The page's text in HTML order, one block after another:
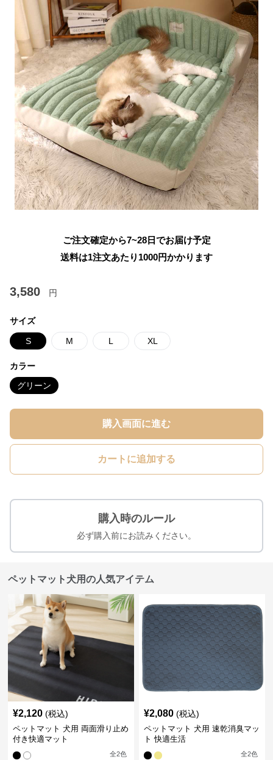
ご注文確定から7~28日でお届け予定
送料は1注文あたり 1000円かかります
3,580 円
サイズ
S M L XL
カラー
グリーン
購入画面に進む
カートに追加する
購入時のルール
必ず購入前にお読みください。
ペットマット犬用の人気アイテム
¥2,120 (税込)
ペットマット 犬用 両面滑り止め
付き快適マット
全2色
¥2,080 (税込)
ペットマット 犬用 速乾消臭マッ
ト 快適生活
全2色